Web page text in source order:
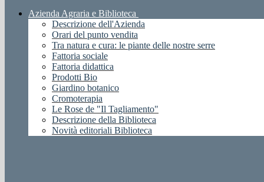
Azienda Agraria e Biblioteca
Descrizione dell'Azienda
Orari del punto vendita
Tra natura e cura: le piante delle nostre serre
Fattoria sociale
Fattoria didattica
Prodotti Bio
Giardino botanico
Cromoterapia
Le Rose de "Il Tagliamento"
Descrizione della Biblioteca
Novità editoriali Biblioteca